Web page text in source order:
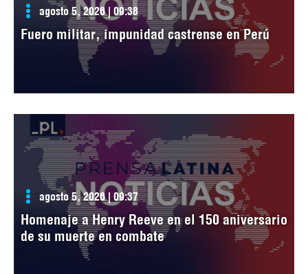
agosto 5, 2026 | 09:38
Fuero militar, impunidad castrense en Perú
agosto 5, 2026 | 09:37
Homenaje a Henry Reeve en el 150 aniversario
de su muerte en combate